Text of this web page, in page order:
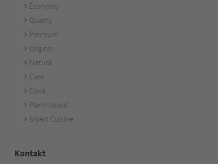
Footer
Unsere
Marken
Economy
Quality
Premium
Origine
Natura
Care
Cook
Plant-based
Smart Cuisine
Kontakt